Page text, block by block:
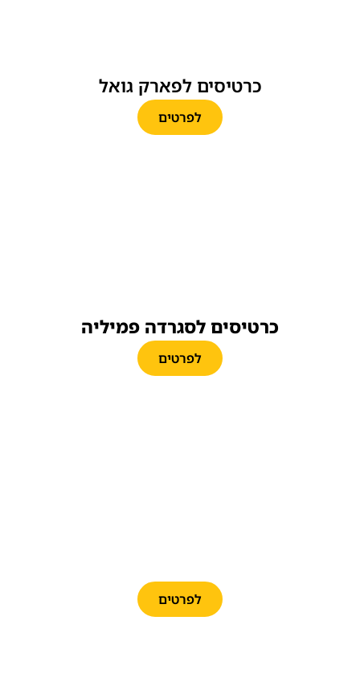
כרטיסים לפארק גואל
לפרטים
כרטיסים לסגרדה פמיליה
לפרטים
לפרטים